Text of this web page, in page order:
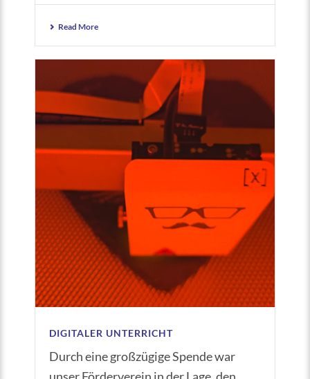
Read More
DIGITALER UNTERRICHT
Durch eine großzügige Spende war